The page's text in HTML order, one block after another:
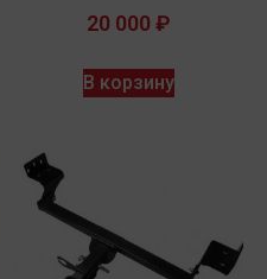
20 000 ₽
В корзину